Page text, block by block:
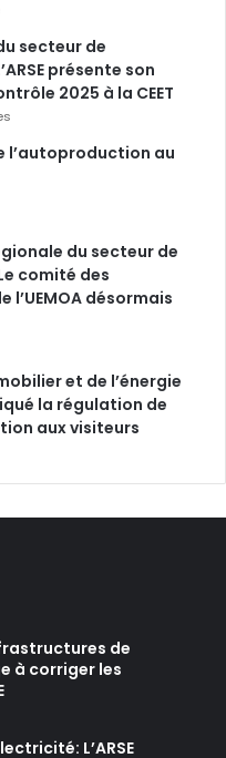
secteur de
présente son
2025 à la CEET
l’autoproduction au
du secteur de
comité des
l’UEMOA désormais
et de l’énergie
la régulation de
aux visiteurs
de
à corriger les
L’ARSE